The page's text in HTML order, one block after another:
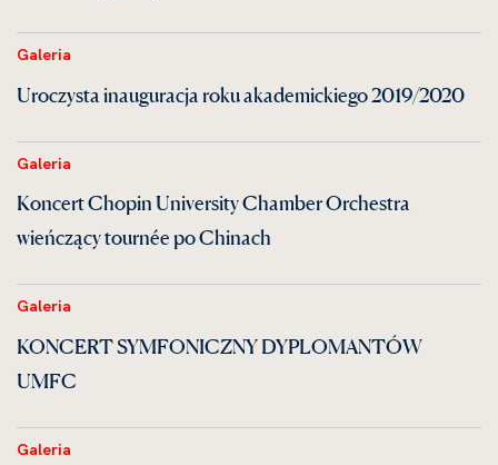
Galeria
Uroczysta inauguracja roku akademickiego 2019/2020
Galeria
Koncert Chopin University Chamber Orchestra
wieńczący tournée po Chinach
Galeria
KONCERT SYMFONICZNY DYPLOMANTÓW
UMFC
Galeria